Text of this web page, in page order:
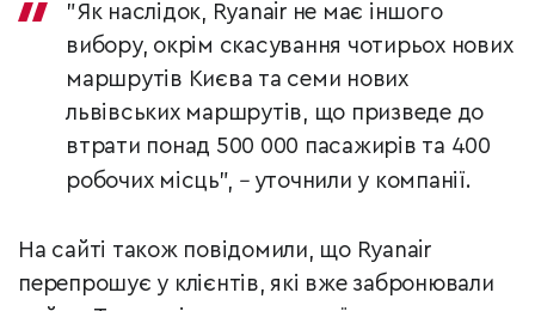
"Як наслідок, Ryanair не має іншого
вибору, окрім скасування чотирьох нових
маршрутів Києва та семи нових
львівських маршрутів, що призведе до
втрати понад 500 000 пасажирів та 400
робочих місць", –уточнили у компанії.
На сайті також повідомили, що Ryanair
перепрошує у клієнтів, які вже забронювали